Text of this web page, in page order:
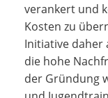
verankert und
Kosten zu
Initiative daher
die hohe
der Gründung